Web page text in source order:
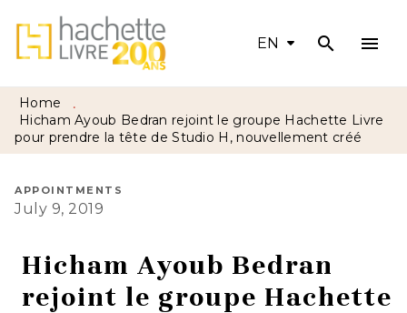
MENU SEARCH CONTENT
FOOTER
EN search menu
Home •
Hicham Ayoub Bedran rejoint le groupe Hachette Livre
pour prendre la tête de Studio H, nouvellement créé
APPOINTMENTS
July 9, 2019
Hicham Ayoub Bedran
rejoint le groupe Hachette